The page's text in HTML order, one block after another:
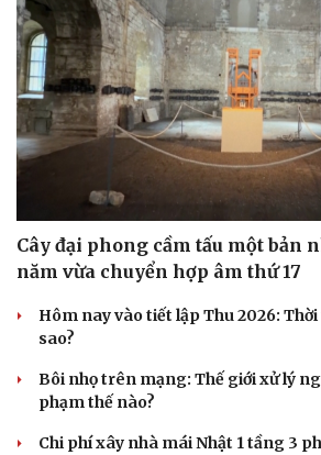
Sức khỏe
Dinh dưỡng - món ngon
Cây thuốc
Sản phụ khoa
Nhi khoa
Nam khoa
Phòng mạch online
Ăn sạch sống khỏe
Đời
Nhà đẹp
Blog
Tình
Cây đại phong cầm tấu một bản
năm vừa chuyển hợp âm thứ 17
Hôm nay vào tiết lập Thu 2026:
sao?
Bôi nhọ trên mạng: Thế giới xử lý
phạm thế nào?
Chi phí xây nhà mái Nhật 1 tầng 3